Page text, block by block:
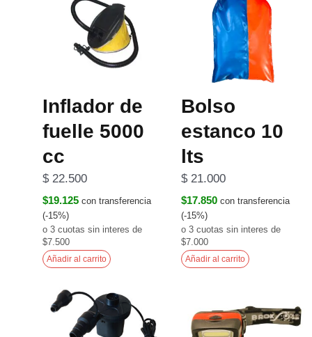
Inflador de
fuelle 5000
cc
$22.500
$19.125 con transferencia
(-15%)
o 3 cuotas sin interes de
$7.500
Añadir al carrito
Bolso
estanco 10
lts
$21.000
$17.850 con transferencia
(-15%)
o 3 cuotas sin interes de
$7.000
Añadir al carrito